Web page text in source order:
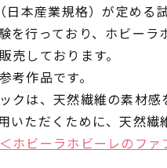
日本産業規格）が定める
を行っており、ホビーラ
売しております。
考作品です。
クは、天然繊維の素材感
いただくために、天然繊
＜ホビーラホビーレのファ